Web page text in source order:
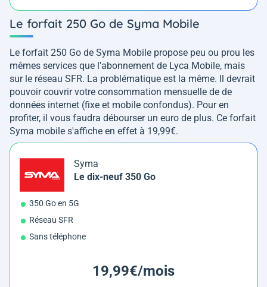
Le forfait 250 Go de Syma Mobile
Le forfait 250 Go de Syma Mobile propose peu ou prou les
mêmes services que l'abonnement de Lyca Mobile, mais
sur le réseau SFR. La problématique est la même. Il devrait
pouvoir couvrir votre consommation mensuelle de de
données internet (fixe et mobile confondus). Pour en
profiter, il vous faudra débourser un euro de plus. Ce forfait
Syma mobile s'affiche en effet à 19,99€.
Syma
Le dix-neuf 350 Go
350 Go en 5G
Réseau SFR
Sans téléphone
19,99€/mois